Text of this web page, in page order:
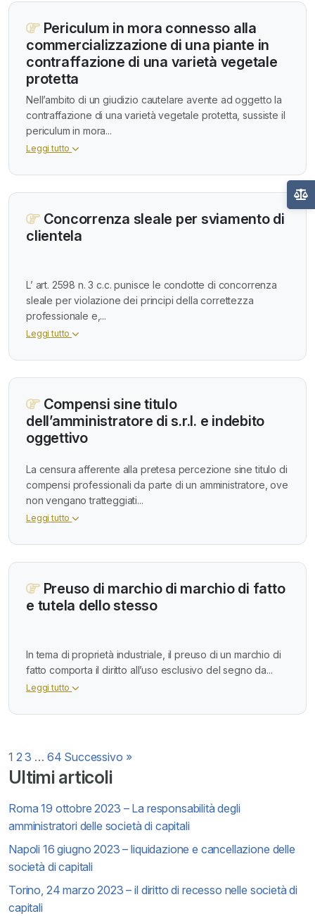
Ultimi articoli
Roma 19 ottobre 2023 – La responsabilità degli
amministratori delle società di capitali
Napoli 16 giugno 2023 – liquidazione e cancellazione delle
società di capitali
Torino, 24 marzo 2023 – il diritto di recesso nelle società di
capitali
Periculum in mora connesso alla
commercializzazione di una piante in
contraffazione di una varietà vegetale
protetta
Nell’ambito di un giudizio cautelare avente ad oggetto la
contraffazione di una varietà vegetale protetta, sussiste il
periculum in mora...
Leggi tutto
Concorrenza sleale per sviamento di
clientela
L’ art. 2598 n. 3 c.c. punisce le condotte di concorrenza
sleale per violazione dei principi della correttezza
professionale e,...
Leggi tutto
Compensi sine titulo
dell’amministratore di s.r.l. e indebito
oggettivo
La censura afferente alla pretesa percezione sine titulo di
compensi professionali da parte di un amministratore, ove
non vengano tratteggiati...
Leggi tutto
Preuso di marchio di marchio di fatto
e tutela dello stesso
In tema di proprietà industriale, il preuso di un marchio di
fatto comporta il diritto all’uso esclusivo del segno da...
Leggi tutto
Paginazione
degli
articoli
1 2 3 … 64 Successivo »